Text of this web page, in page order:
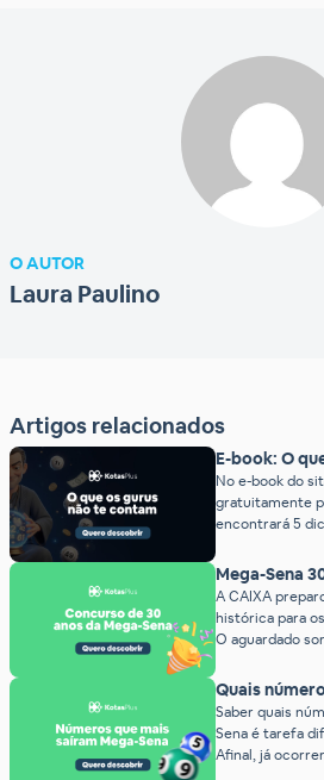
O AUTOR
Laura Paulino
Artigos relacionados
E-book: O
sobre as
No e-book do
gratuitamente
encontrará 5
fórmula
utilizando
possível
seus jogos. O
matemática
[…]
Mega-Sena
de R$200
A CAIXA
histórica para
O aguardado
promete pagar
200 milhões. O
concurso? O
detalhamos
sobre as regras,
Quais
Sena? (2026)
Saber quais
Sena é tarefa
Afinal, já